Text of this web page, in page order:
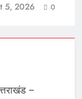
5, 2026 0
–